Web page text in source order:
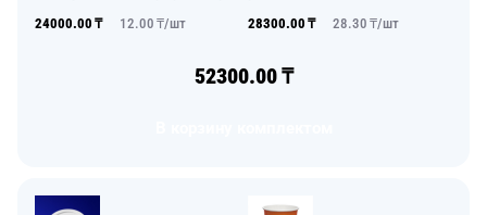
24000.00 ₸ 12.00 ₸/шт
28300.00 ₸ 28.30 ₸/шт
52300.00₸